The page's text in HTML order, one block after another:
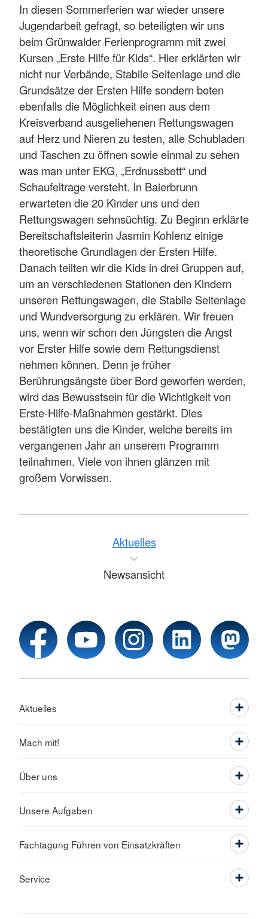
In diesen Sommerferien war wieder unsere
Jugendarbeit gefragt, so beteiligten wir uns
beim Grünwalder Ferienprogramm mit zwei
Kursen „Erste Hilfe für Kids“. Hier erklärten wir
nicht nur Verbände, Stabile Seitenlage und die
Grundsätze der Ersten Hilfe sondern boten
ebenfalls die Möglichkeit einen aus dem
Kreisverband ausgeliehenen Rettungswagen
auf Herz und Nieren zu testen, alle Schubladen
und Taschen zu öffnen sowie einmal zu sehen
was man unter EKG, „Erdnussbett“ und
Schaufeltrage versteht. In Baierbrunn
erwarteten die 20 Kinder uns und den
Rettungswagen sehnsüchtig. Zu Beginn erklärte
Bereitschaftsleiterin Jasmin Kohlenz einige
theoretische Grundlagen der Ersten Hilfe.
Danach teilten wir die Kids in drei Gruppen auf,
um an verschiedenen Stationen den Kindern
unseren Rettungswagen, die Stabile Seitenlage
und Wundversorgung zu erklären. Wir freuen
uns, wenn wir schon den Jüngsten die Angst
vor Erster Hilfe sowie dem Rettungsdienst
nehmen können. Denn je früher
Berührungsängste über Bord geworfen werden,
wird das Bewusstsein für die Wichtigkeit von
Erste-Hilfe-Maßnahmen gestärkt. Dies
bestätigten uns die Kinder, welche bereits im
vergangenen Jahr an unserem Programm
teilnahmen. Viele von ihnen glänzen mit
großem Vorwissen.
Aktuelles
Newsansicht
Aktuelles
Mach mit!
Über uns
Unsere Aufgaben
Fachtagung Führen von Einsatzkräften
Service